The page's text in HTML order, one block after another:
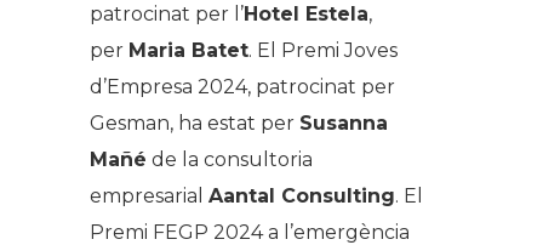
patrocinat per l’Hotel Estela,
per Maria Batet. El Premi Joves
d’Empresa 2024, patrocinat per
Gesman, ha estat per Susanna
Mañé de la consultoria
empresarial Aantal Consulting. El
Premi FEGP 2024 a l’emergència